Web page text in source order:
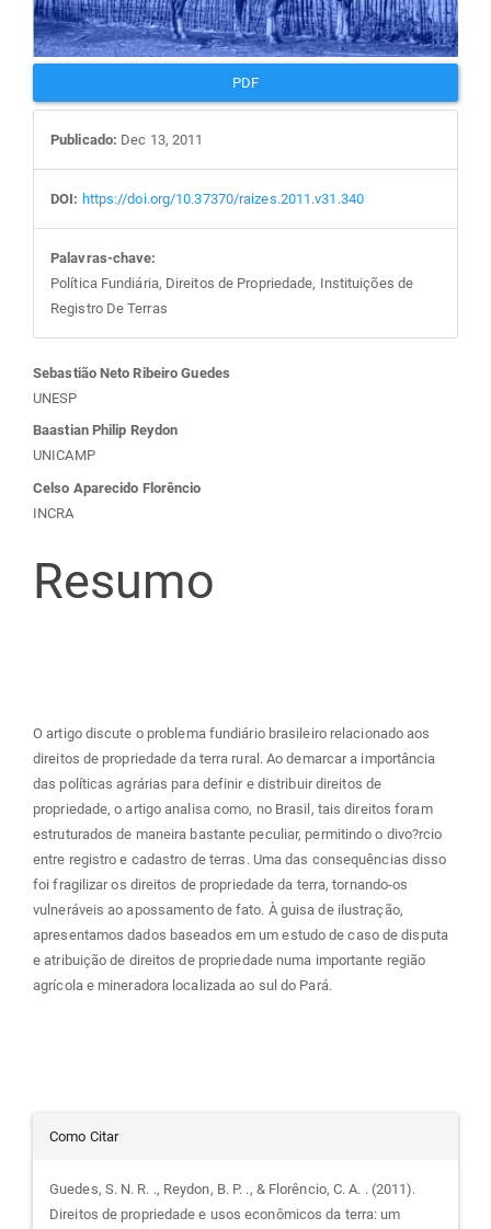
PDF
Publicado: Dec 13, 2011
DOI: https://doi.org/10.37370/raizes.2011.v31.340
Palavras-chave:
Política Fundiária, Direitos de Propriedade, Instituições de
Registro De Terras
Conteúdo
do
artigo
principal
Sebastião Neto Ribeiro Guedes
UNESP
Baastian Philip Reydon
UNICAMP
Celso Aparecido Florêncio
INCRA
Resumo
O artigo discute o problema fundiário brasileiro relacionado aos
direitos de propriedade da terra rural. Ao demarcar a importância
das políticas agrárias para definir e distribuir direitos de
propriedade, o artigo analisa como, no Brasil, tais direitos foram
estruturados de maneira bastante peculiar, permitindo o divo?rcio
entre registro e cadastro de terras. Uma das consequências disso
foi fragilizar os direitos de propriedade da terra, tornando-os
vulneráveis ao apossamento de fato. À guisa de ilustração,
apresentamos dados baseados em um estudo de caso de disputa
e atribuição de direitos de propriedade numa importante região
agrícola e mineradora localizada ao sul do Pará.
Detalhes
do
Como Citar
Guedes, S. N. R. ., Reydon, B. P. ., & Florêncio, C. A. . (2011).
Direitos de propriedade e usos econômicos da terra: um